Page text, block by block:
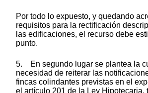
Por todo lo expuesto, y quedando
requisitos para la rectificación
las edificaciones, el recurso debe
punto.
5. En segundo lugar se plantea la
necesidad de reiterar las
fincas colindantes previstas en el
el artículo 201 de la Ley Hipotecaria,